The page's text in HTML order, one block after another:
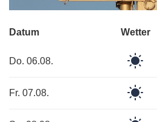
Datum Wetter
Do. 06.08.
Fr. 07.08.